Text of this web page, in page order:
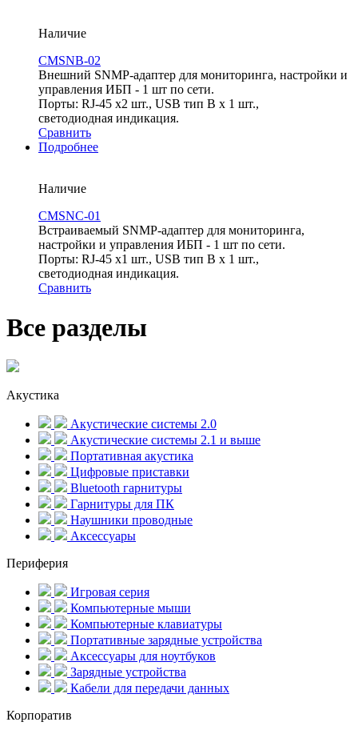
Наличие
CMSNB-02
Внешний SNMP-адаптер для мониторинга, настройки и
управления ИБП - 1 шт по сети.
Порты: RJ-45 х2 шт., USB тип B х 1 шт.,
светодиодная индикация.
Сравнить
Подробнее
Наличие
CMSNC-01
Встраиваемый SNMP-адаптер для мониторинга,
настройки и управления ИБП - 1 шт по сети.
Порты: RJ-45 х1 шт., USB тип B х 1 шт.,
светодиодная индикация.
Сравнить
Все разделы
Акустика
Акустические системы 2.0
Акустические системы 2.1 и выше
Портативная акустика
Цифровые приставки
Bluetooth гарнитуры
Гарнитуры для ПК
Наушники проводные
Аксессуары
Периферия
Игровая серия
Компьютерные мыши
Компьютерные клавиатуры
Портативные зарядные устройства
Аксессуары для ноутбуков
Зарядные устройства
Кабели для передачи данных
Корпоратив